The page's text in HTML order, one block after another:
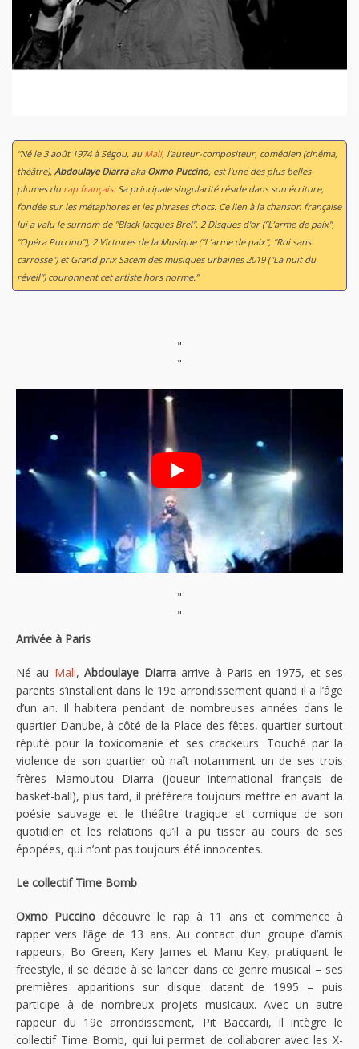
“Né le 3 août 1974 à Ségou, au Mali, l'auteur-compositeur, comédien (cinéma,
théâtre), Abdoulaye Diarraaka Oxmo Puccino, est l'une des plus belles
plumes du rap français. Sa principale singularité réside dans son écriture,
fondée sur les métaphores et les phrases chocs. Ce lien à la chanson française
lui a valu le surnom de "Black Jacques Brel". 2 Disques d'or ("L’arme de paix",
"Opéra Puccino"), 2 Victoires de la Musique ("L’arme de paix", "Roi sans
carrosse") et Grand prix Sacem des musiques urbaines 2019 ("La nuit du
réveil") couronnent cet artiste hors norme.”
"
"
"
"
Arrivée à Paris
Né au Mali,Abdoulaye Diarraarrive à Paris en 1975, et ses
parents s’installent dans le 19e arrondissement quand il a l’âge
d’un an. Il habitera pendant de nombreuses années dans le
quartier Danube, à côté de la Place des fêtes, quartier surtout
réputé pour la toxicomanie et ses crackeurs. Touché par la
violence de son quartier où naît notamment un de ses trois
frères Mamoutou Diarra (joueur international français de
basket-ball), plus tard, il préférera toujours mettre en avant la
poésie sauvage et le théâtre tragique et comique de son
quotidien et les relations qu’il a pu tisser au cours de ses
épopées, qui n’ont pas toujours été innocentes.
Le collectif Time Bomb
Oxmo Puccino découvre le rap à 11 ans et commence à
rapper vers l’âge de 13 ans. Au contact d’un groupe d’amis
rappeurs, Bo Green, Kery James et Manu Key, pratiquant le
freestyle, il se décide à se lancer dans ce genre musical – ses
premières apparitions sur disque datant de 1995 – puis
participe à de nombreux projets musicaux. Avec un autre
rappeur du 19e arrondissement, Pit Baccardi, il intègre le
collectif Time Bomb, qui lui permet de collaborer avec les X-